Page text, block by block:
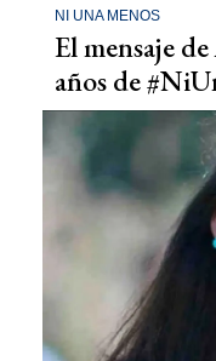
NI UNA MENOS
El mensaje
años de